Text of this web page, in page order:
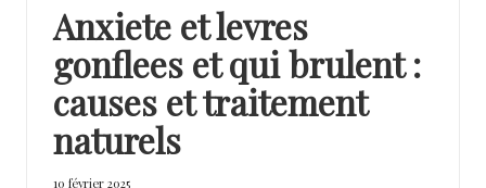
e
a
u
x
Anxiete et levres
gonflees et qui brulent :
causes et traitement
naturels
10 février 2025